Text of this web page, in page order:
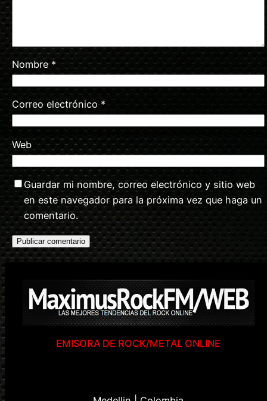
Nombre*
Correo electrónico *
Web
Guardar mi nombre, correo electrónico y sitio web
en este navegador para la próxima vez que haga un
comentario.
EMISORA DE ROCK/METAL ONLINE